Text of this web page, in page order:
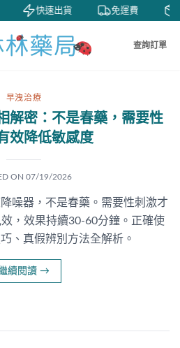
快速出貨 免運費
查詢訂單
早洩治療
解密：不是春藥，需要性
效降低敏感度
ON 07/19/2026
噪器，不是春藥。需要性刺激才
，效果持續30-60分鐘。正確使
、真假辨別方法全解析。
續閱讀 →